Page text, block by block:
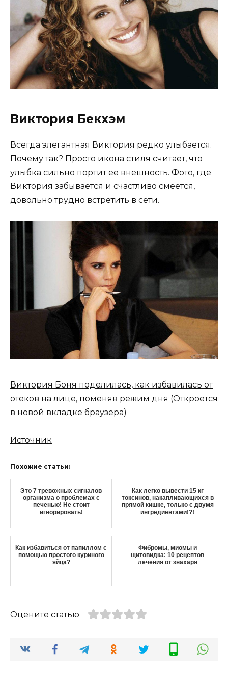
Виктория Бекхэм
Всегда элегантная Виктория редко улыбается.
Почему так? Просто икона стиля считает, что
улыбка сильно портит ее внешность. Фото, где
Виктория забывается и счастливо смеется,
довольно трудно встретить в сети.
Виктория Боня поделилась, как избавилась от
отеков на лице, поменяв режим дня (Откроется
в новой вкладке браузера)
Источник
Похожие статьи:
Это 7 тревожных сигналов
организма о проблемах с
печенью! Не стоит
игнорировать!
Как легко вывести 15 кг
токсинов, накапливающихся в
прямой кишке, только с двумя
ингредиентами!?!
Как избавиться от папиллом с
помощью простого куриного
яйца?
Фибромы, миомы и
щитовидка: 10 рецептов
лечения от знахаря
Оцените статью